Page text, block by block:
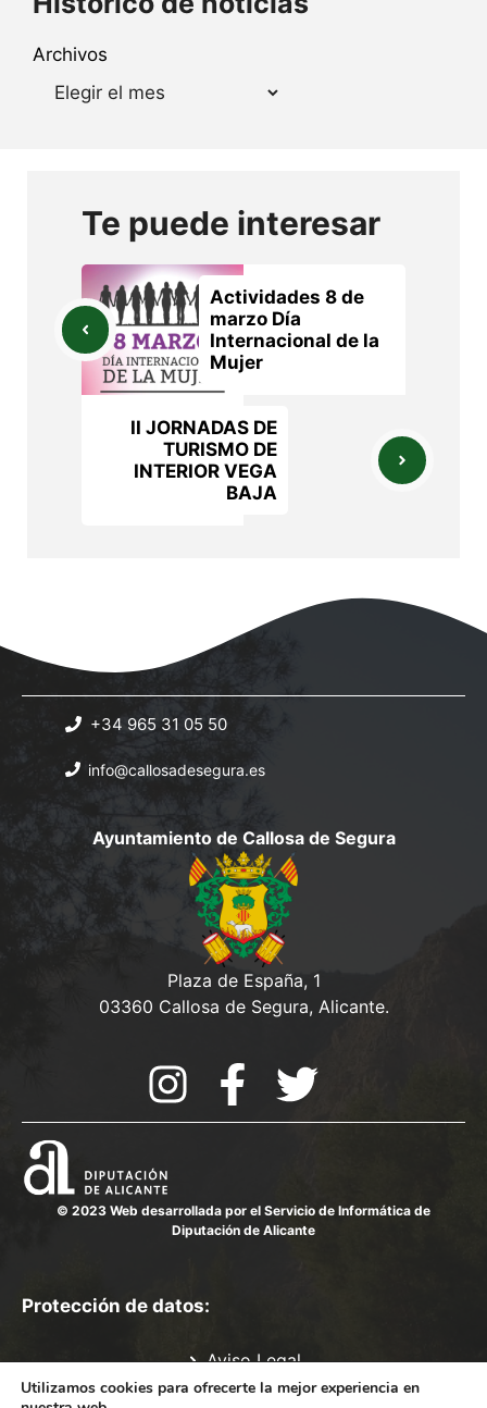
Archivos
Te puede interesar
Actividades 8 de
marzo Día
Internacional de la
Mujer
II JORNADAS DE
TURISMO DE
INTERIOR VEGA
BAJA
+34 965 31 05 50
info@callosadesegura.es
Ayuntamiento de Callosa de Segura
Plaza de España, 1
03360 Callosa de Segura, Alicante.
© 2023 Web desarrollada por el Servicio de Informática de
Diputación de Alicante
Protección de datos:
Aviso Legal
Política de Privacidad
Utilizamos cookies para ofrecerte la mejor experiencia en